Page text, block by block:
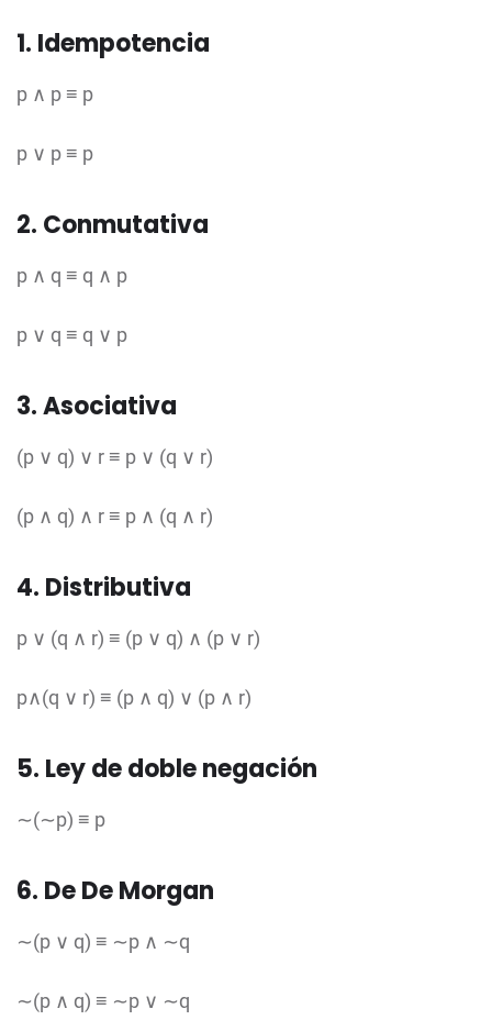
1. Idempotencia
p ∧ p ≡ p
p ∨ p ≡ p
2. Conmutativa
p ∧ q ≡ q ∧ p
p ∨ q ≡ q ∨ p
3. Asociativa
(p ∨ q) ∨ r ≡ p ∨ (q ∨ r)
(p ∧ q) ∧ r ≡ p ∧ (q ∧ r)
4. Distributiva
p ∨ (q ∧ r) ≡ (p ∨ q) ∧ (p ∨ r)
p∧(q ∨ r) ≡ (p ∧ q) ∨ (p ∧ r)
5. Ley de doble negación
∼(∼p) ≡ p
6. De De Morgan
∼(p ∨ q) ≡ ∼p ∧ ∼q
∼(p ∧ q) ≡ ∼p ∨ ∼q